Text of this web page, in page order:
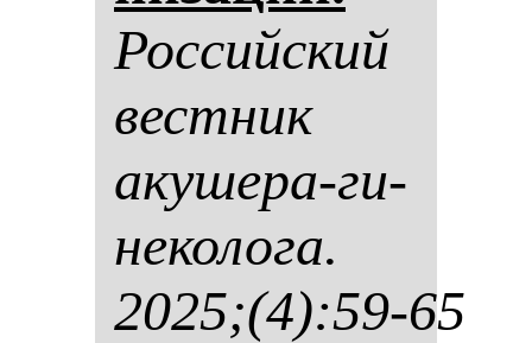
Рос­сий­ский
вес­тник
аку­ше­ра-ги­
не­ко­ло­га.
2025;(4):59-65